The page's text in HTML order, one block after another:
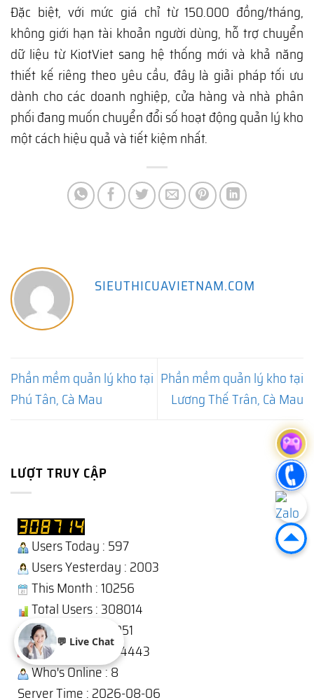
Đặc biệt, với mức giá chỉ từ 150.000 đồng/tháng,
không giới hạn tài khoản người dùng, hỗ trợ chuyển
dữ liệu từ KiotViet sang hệ thống mới và khả năng
thiết kế riêng theo yêu cầu, đây là giải pháp tối ưu
dành cho các doanh nghiệp, cửa hàng và nhà phân
phối đang muốn chuyển đổi số hoạt động quản lý kho
một cách hiệu quả và tiết kiệm nhất.
SIEUTHICUAVIETNAM.COM
Phần mềm quản lý kho tại
Phú Tân, Cà Mau
Phần mềm quản lý kho tại
Lương Thế Trân, Cà Mau
LƯỢT TRUY CẬP
Users Today : 597
Users Yesterday : 2003
This Month : 10256
Total Users : 308014
Views Today : 1051
Total views : 1234443
Who's Online : 8
Server Time : 2026-08-06
💬 Live Chat